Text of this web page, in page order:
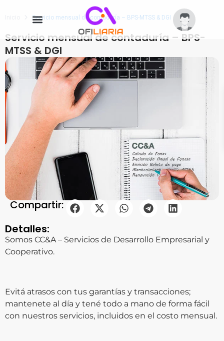
Servicio mensual de contaduría – BPS-MTSS & DGI
Servicio mensual de contaduría – BPS-
MTSS & DGI
Compartir:
Detalles:
Somos CC&A – Servicios de Desarrollo Empresarial y
Cooperativo.
Evitá atrasos con tus garantías y transacciones;
mantenete al día y tené todo a mano de forma fácil
con nuestros servicios, incluidos en el costo mensual.